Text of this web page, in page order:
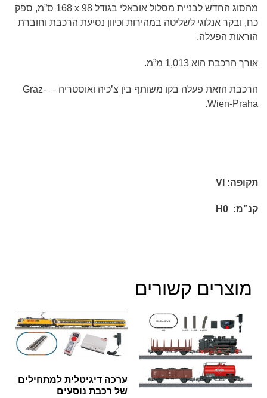
מהסוג החדש לבניית מסלול אובאלי בגודל 168 x 98 ס”מ, ספק
כח, ובקר אנלוגי לשליטה במהירות וכיוון נסיעת הרכבת וחוברת
הוראות הפעלה.
אורך הרכבת הוא 1,013 מ”מ.
הרכבת הזאת פעלה בקו משותף בין צ’כיה ואוסטריה – Graz-
Wien-Praha
.
תקופה: VI
קנ”מ: H0
מוצרים קשורים
ערכה דיגיטלית למתחילים
של רכבת נוסעים